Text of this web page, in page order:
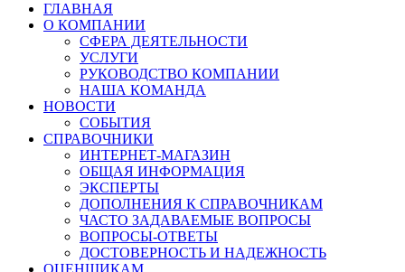
ГЛАВНАЯ
О КОМПАНИИ
СФЕРА ДЕЯТЕЛЬНОСТИ
УСЛУГИ
РУКОВОДСТВО КОМПАНИИ
НАША КОМАНДА
НОВОСТИ
СОБЫТИЯ
СПРАВОЧНИКИ
ИНТЕРНЕТ-МАГАЗИН
ОБЩАЯ ИНФОРМАЦИЯ
ЭКСПЕРТЫ
ДОПОЛНЕНИЯ К СПРАВОЧНИКАМ
ЧАСТО ЗАДАВАЕМЫЕ ВОПРОСЫ
ВОПРОСЫ-ОТВЕТЫ
ДОСТОВЕРНОСТЬ И НАДЕЖНОСТЬ
ОЦЕНЩИКАМ